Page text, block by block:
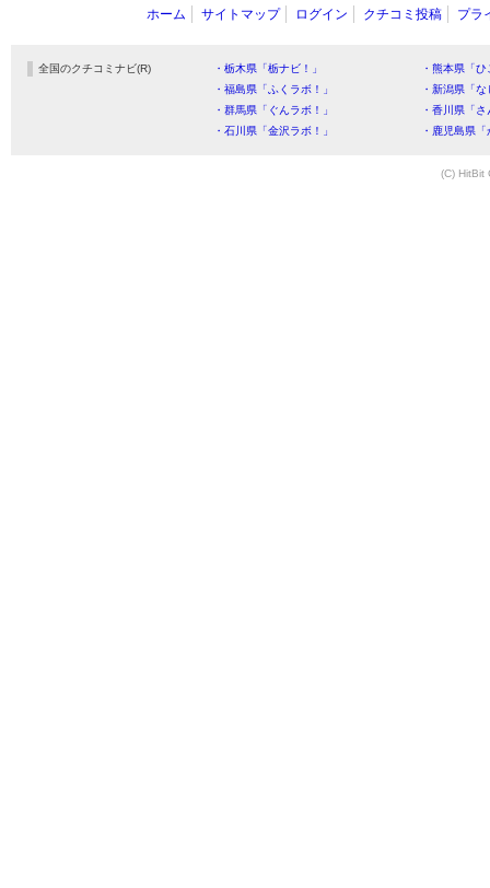
ホーム サイトマップ ログイン クチコミ投稿 プラ
全国のクチコミナビ(R) ・栃木県「栃ナビ！」
・熊本県「
・福島県「ふくラボ！」
・新潟県「
・群馬県「ぐんラボ！」
・香川県「
・石川県「金沢ラボ！」
・鹿児島県
(C) HitBit